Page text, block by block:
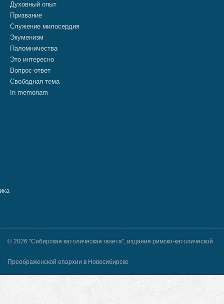
Духовный опыт
Призвание
Служение милосердия
Экуменизм
Паломничества
Это интересно
Вопрос-ответ
Свободная тема
In memoriam
© 2026 "Сибирская католическая газета", издание римско-католической
Преображенской епархии в Новосибирске